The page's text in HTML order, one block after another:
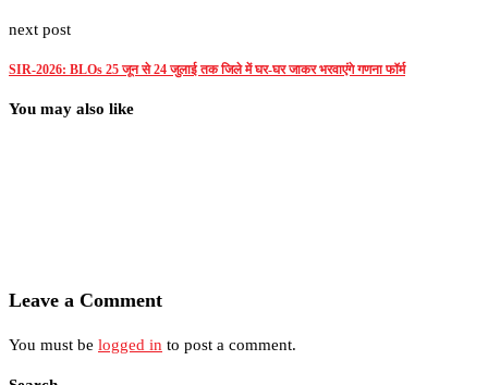
next post
SIR-2026: BLOs 25 जून से 24 जुलाई तक जिले में घर-घर जाकर भरवाएंगे गणना फॉर्म
You may also like
Leave a Comment
You must be logged in to post a comment.